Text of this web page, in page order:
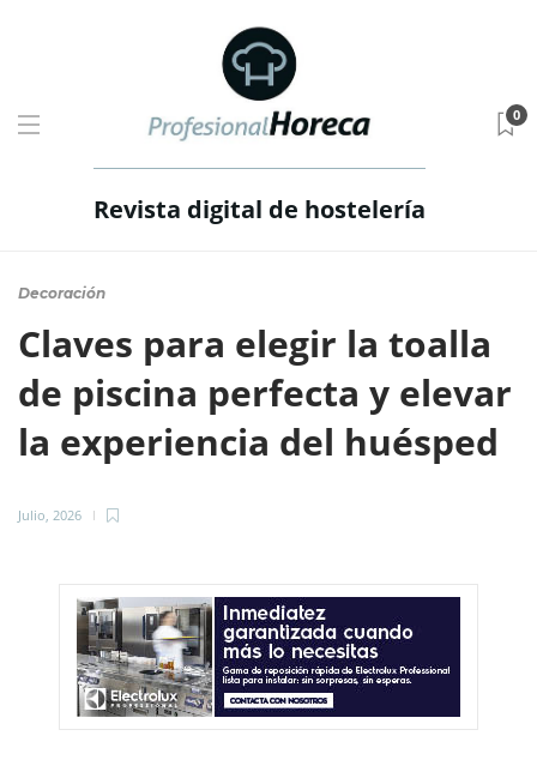
Revista digital de hostelería
0
Decoración
Claves para elegir la toalla
de piscina perfecta y elevar
la experiencia del huésped
Julio, 2026